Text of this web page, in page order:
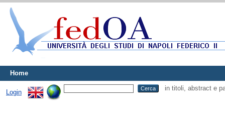
Home
Login
in titoli, abstract e